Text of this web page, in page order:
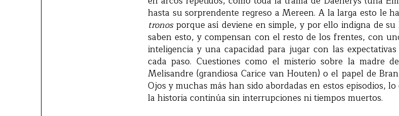
hasta su sorprendente regreso a Mereen. A la larga esto le
tronosporque así deviene en simple, y por ello indigna de su
saben esto, y compensan con el resto de los frentes, con
inteligencia y una capacidad para jugar con las
cada paso. Cuestiones como el misterio sobre la madre
Melisandre (grandiosa Carice van Houten) o el papel de
Ojos y muchas más han sido abordadas en estos episodios,
la historia continúa sin interrupciones ni tiempos muertos.